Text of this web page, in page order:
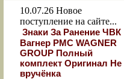
10.07.26 Новое
поступление на сайте...
Знаки За Ранение ЧВК
Вагнер РМС WAGNER
GROUP Полный
комплект Оригинал Не
вручёнка